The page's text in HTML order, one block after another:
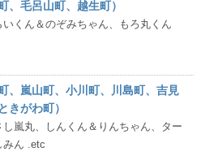
、毛呂山町、越生町）
いくん＆のぞみちゃん、もろ丸くん
、嵐山町、小川町、川島町、吉見
きがわ町）
し嵐丸、しんくん＆りんちゃん、ター
みん .etc